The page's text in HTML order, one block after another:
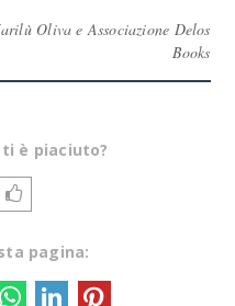
Oliva e Associazione Delos
Books
è piaciuto?
pagina: